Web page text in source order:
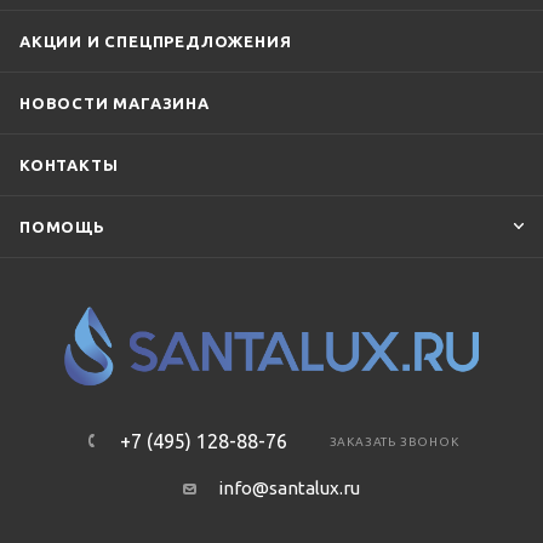
Mauersberger Nobili Point
Сунержа
АКЦИИ И СПЕЦПРЕДЛОЖЕНИЯ
НОВОСТИ МАГАЗИНА
КОНТАКТЫ
ПОМОЩЬ
+7 (495) 128-88-76 ЗАКАЗАТЬ ЗВОНОК
info@santalux.ru